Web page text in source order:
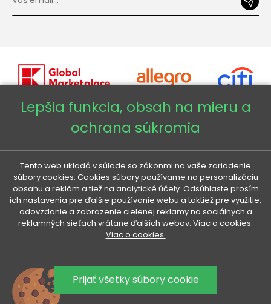
Copyright © 2026 - Veneti™
Veneti SK
Veneti CZ
Veneti DE
Lepšia funkcia, obsah na mieru a
ochrana súkromia
Tento web ukladá v súlade so zákonmi na vaše zariadenie
súbory cookies. Cookies súbory používame na personalizáciu
obsahu a reklám a tiež na analytické účely. Odsúhlaste prosím
ich nastavenia pre ďalšie používanie webu a taktiež pre využitie,
odovzdanie a zobrazenie cielenej reklamy na sociálnych a
reklamných sieťach vrátane ďalších webov. Viac o cookies.
Viac o cookies.
Prijať všetky súbory cookie